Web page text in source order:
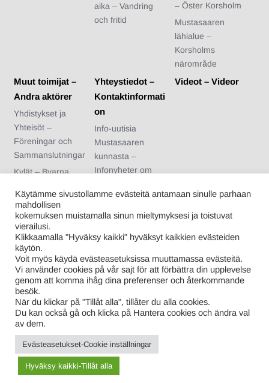
aika – Vandring
och fritid
– Öster Korsholm
Mustasaaren
lähialue –
Korsholms
närområde
Muut toimijat –
Andra aktörer
Yhdistykset ja
Yhteisöt –
Föreningar och
Sammanslutningar
Kylät – Byarna
Urheiluseurat –
Idrottsföreningar
Nuoriso- ja
kotiseutuyhdistykse
t – Ungdoms- och
hembygdsförening
ar
Kuntalaiset –
Kommuninvånare
Yhteystiedot –
Kontaktinformati
on
Info-uutisia
Mustasaaren
kunnasta –
Infonyheter om
kommun
Arvonnan säännöt
tävlingen
Videot – Videor
Proudly powered by WordPress |Theme: Info-Mustasaari-
Korsholm.fi
Käytämme sivustollamme evästeitä antamaan sinulle parhaan
mahdollisen
kokemuksen muistamalla sinun mieltymyksesi ja toistuvat
vierailusi.
Klikkaamalla "Hyväksy kaikki" hyväksyt kaikkien evästeiden
käytön.
Voit myös käydä evästeasetuksissa muuttamassa evästeitä.
Vi använder cookies på vår sajt för att förbättra din upplevelse
genom att komma ihåg dina preferenser och återkommande
besök.
När du klickar på "Tillåt alla", tillåter du alla cookies.
Du kan också gå och klicka på Hantera cookies och ändra val
av dem.
Evästeasetukset-Cookie inställningar
Hyväksy kaikki-Tillåt alla